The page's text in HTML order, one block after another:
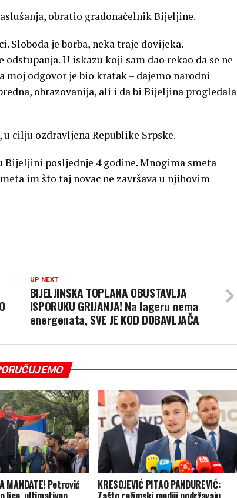
obratio gradonačelnik Bijeljine.
Sloboda je borba, neka traje dovijeka.
U iskazu koji sam dao rekao da se ne
odgovor je bio kratak – dajemo narodni
obrazovanija, ali i da bi Bijeljina progledala
u cilju ozdravljena Republike Srpske.
posljednje 4 godine. Mnogima smeta
im što taj novac ne završava u njihovim
UP NEXT
BIJELJINSKA TOPLANA OBUSTAVLJA
ISPORUKU GRIJANJA! Na lageru nema
energenata, SVE JE KOD DOBAVLJAČA
MANDATE! Petrović KRESOJEVIĆ PITAO PANDUREVIĆ: